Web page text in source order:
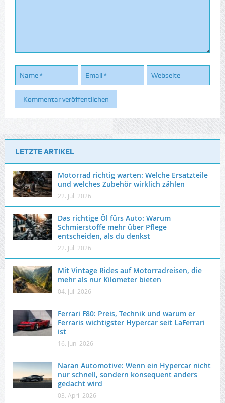
LETZTE ARTIKEL
Motorrad richtig warten: Welche Ersatzteile
und welches Zubehör wirklich zählen
22. Juli 2026
Das richtige Öl fürs Auto: Warum
Schmierstoffe mehr über Pflege
entscheiden, als du denkst
22. Juli 2026
Mit Vintage Rides auf Motorradreisen, die
mehr als nur Kilometer bieten
04. Juli 2026
Ferrari F80: Preis, Technik und warum er
Ferraris wichtigster Hypercar seit LaFerrari
ist
16. Juni 2026
Naran Automotive: Wenn ein Hypercar nicht
nur schnell, sondern konsequent anders
gedacht wird
03. April 2026